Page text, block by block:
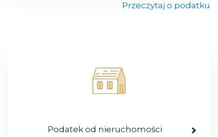
Przeczytaj o podatku
Podatek od nieruchomości